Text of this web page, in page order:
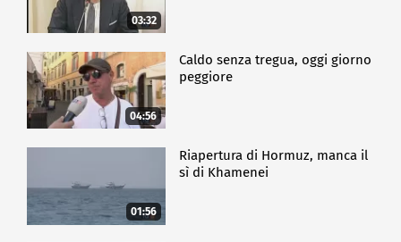
03:32
04:56
Caldo senza tregua, oggi giorno
peggiore
01:56
Riapertura di Hormuz, manca il
sì di Khamenei